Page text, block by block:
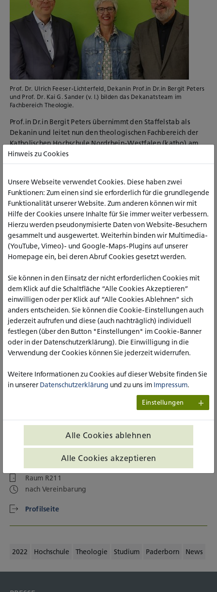
Prof. Dr. Ulrich Feeser-Lichterfeld, Dekanin Prof.in Dr.in Bergit Peters
und Prof. Dr. Kai G. Sander (v. l.) bilden das Dekanatsteam im
Fachbereich Theologie.
Prof.in Dr.in Bergit Peters übernimmt den Staffelstab als
Dekanin und leitet nun den theologischen Fachbereich der
Katholischen Hochschule Nordrhein-Westfalen (katho) am
Standort Paderborn. "Ich freue mich auf diese neue und
sicherlich herausfordernde Aufgabe, die ich gern als eine
Prof.in Dr.in Peters. Prodekane sind Prof. Dr. Kai G. Sander,
der zuvor sieben Jahre als Dekan den Fachbereich geleitet
hat und Prof. Dr. Ulrich Feeser-Lichterfeld. Beide sehen in der
Konstellation viel Positives: "Es wird eine vertrauensvolle
Zusammenarbeit geben; ein Wechsel in der Leitung ist immer
auch eine große Chance für neue Ideen und Akzente.“
Dekanin / Professorin für Religionspädagogik, Katechetik,
Erziehungswissenschaft
Paderborn, Theologie
+49 5251 1225-20
b.peters(at)katho-nrw.de
Raum R211
nach Vereinbarung
Profilseite
2022 Hochschule Theologie Studium Paderborn News
Hinweis zu Cookies
Unsere Webseite verwendet Cookies. Diese haben zwei
Funktionen: Zum einen sind sie erforderlich für die grundlegende
Funktionalität unserer Website. Zum anderen können wir mit
Hilfe der Cookies unsere Inhalte für Sie immer weiter verbessern.
Hierzu werden pseudonymisierte Daten von Website-Besuchern
gesammelt und ausgewertet. Weiterhin binden wir Multimedia-
(YouTube, Vimeo)- und Google-Maps-Plugins auf unserer
Homepage ein, bei deren Abruf Cookies gesetzt werden.
Sie können in den Einsatz der nicht erforderlichen Cookies mit
dem Klick auf die Schaltfläche “Alle Cookies Akzeptieren”
einwilligen oder per Klick auf “Alle Cookies Ablehnen” sich
anders entscheiden. Sie können die Cookie-Einstellungen auch
jederzeit aufrufen und diese (auch nachträglich) individuell
festlegen (über den Button "Einstellungen" im Cookie-Banner
oder in der Datenschutzerklärung). Die Einwilligung in die
Verwendung der Cookies können Sie jederzeit widerrufen.
Weitere Informationen zu Cookies auf dieser Website finden Sie
in unserer Datenschutzerklärung und zu uns im Impressum.
Einstellungen
Alle Cookies ablehnen
Alle Cookies akzeptieren